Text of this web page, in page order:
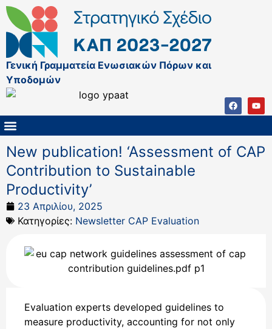
Γενική Γραμματεία Ενωσιακών Πόρων και
Υποδομών
New publication! ‘Assessment of CAP
Contribution to Sustainable
Productivity’
23 Απριλίου, 2025
Κατηγορίες: Newsletter CAP Evaluation
Evaluation experts developed guidelines to
measure productivity, accounting for not only